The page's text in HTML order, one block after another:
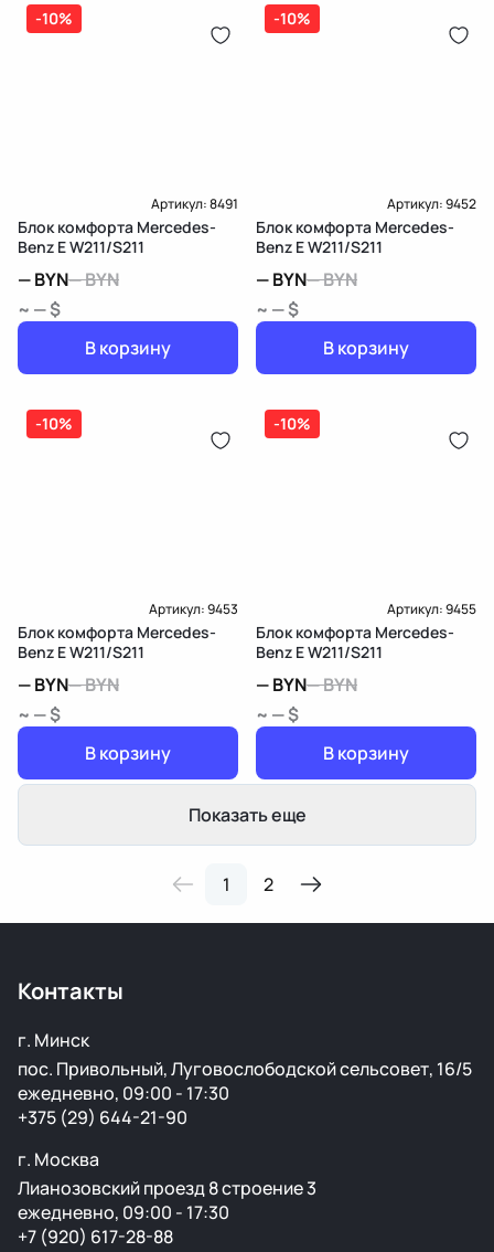
-10%
Артикул:8491
Блок комфорта Mercedes-
Benz E W211/S211
—BYN—BYN
~ — $
В корзину
-10%
Артикул:9452
Блок комфорта Mercedes-
Benz E W211/S211
—BYN—BYN
~ — $
В корзину
-10%
Артикул:9453
Блок комфорта Mercedes-
Benz E W211/S211
—BYN—BYN
~ — $
В корзину
-10%
Артикул:9455
Блок комфорта Mercedes-
Benz E W211/S211
—BYN—BYN
~ — $
В корзину
Показать еще
1 2
Контакты
г. Минск
пос. Привольный, Луговослободской сельсовет, 16/5
ежедневно, 09:00 - 17:30
+375 (29) 644-21-90
г. Москва
Лианозовский проезд 8 строение 3
ежедневно, 09:00 - 17:30
+7 (920) 617-28-88